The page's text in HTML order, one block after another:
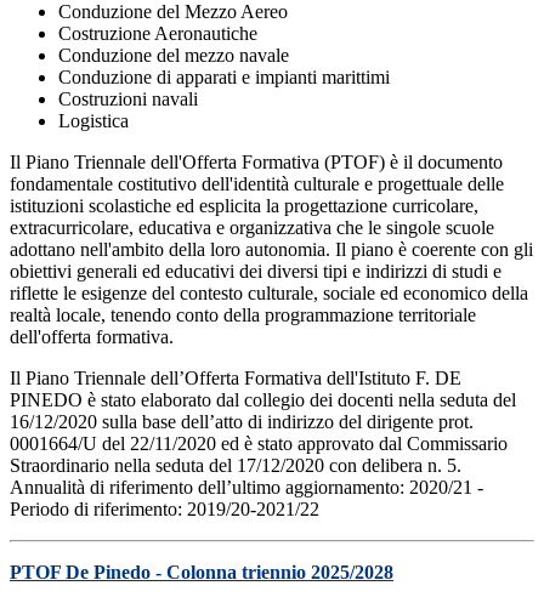
Conduzione del Mezzo Aereo
Costruzione Aeronautiche
Conduzione del mezzo navale
Conduzione di apparati e impianti marittimi
Costruzioni navali
Logistica
Il Piano Triennale dell'Offerta Formativa (PTOF) è il documento
fondamentale costitutivo dell'identità culturale e progettuale delle
istituzioni scolastiche ed esplicita la progettazione curricolare,
extracurricolare, educativa e organizzativa che le singole scuole
adottano nell'ambito della loro autonomia. Il piano è coerente con gli
obiettivi generali ed educativi dei diversi tipi e indirizzi di studi e
riflette le esigenze del contesto culturale, sociale ed economico della
realtà locale, tenendo conto della programmazione territoriale
dell'offerta formativa.
Il Piano Triennale dell’Offerta Formativa dell'Istituto F. DE
PINEDO è stato elaborato dal collegio dei docenti nella seduta del
16/12/2020 sulla base dell’atto di indirizzo del dirigente prot.
0001664/U del 22/11/2020 ed è stato approvato dal Commissario
Straordinario nella seduta del 17/12/2020 con delibera n. 5.
Annualità di riferimento dell’ultimo aggiornamento: 2020/21 -
Periodo di riferimento: 2019/20-2021/22
PTOF De Pinedo - Colonna triennio 2025/2028